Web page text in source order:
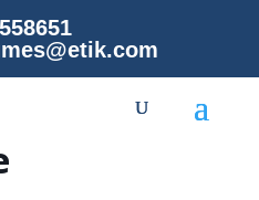
mots et